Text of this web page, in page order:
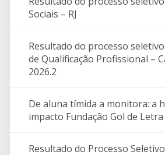
Sociais – RJ
Resultado do processo
de Qualificação Profissional –
2026.2
De aluna tímida a monitora: a
impacto Fundação Gol de Letra
Resultado do Processo